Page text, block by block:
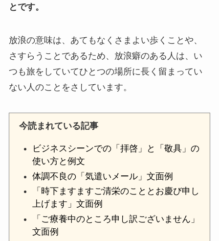
とです。
放浪の意味は、あてもなくさまよい歩くことや、
さすらうことであるため、放浪癖のある人は、い
つも旅をしていてひとつの場所に長く留まってい
ない人のことをさしています。
今読まれている記事
ビジネスシーンでの「拝啓」と「敬具」の
使い方と例文
体調不良の「気遣いメール」文面例
「時下ますますご清栄のこととお慶び申し
上げます」文面例
「ご療養中のところ申し訳ございません」
文面例